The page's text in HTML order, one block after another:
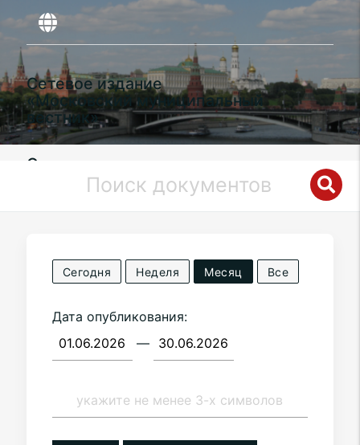
Сетевое издание
«Московский муниципальный
вестник»
Органы местного самоуправления
муниципального округаВосточное
Измайлово в городе Москве
Сегодня Неделя Месяц Все
Дата опубликования:
—